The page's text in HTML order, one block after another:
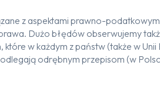
z aspektami prawno-
Dużo błędów obserwujemy
w każdym z państw (także w Unii
odrębnym przepisom (w